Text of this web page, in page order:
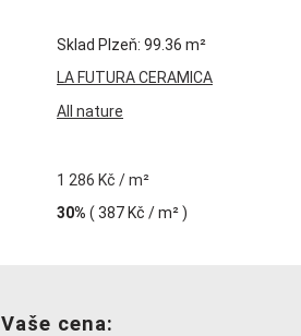
Sklad Plzeň: 99.36 m²
LA FUTURA CERAMICA
All nature
1 286 Kč / m²
30% ( 387 Kč / m² )
Vaše cena: